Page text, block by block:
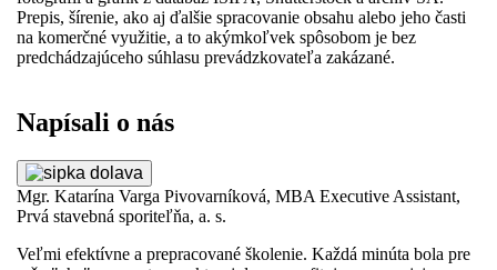
Prepis, šírenie, ako aj ďalšie spracovanie obsahu alebo jeho časti
na komerčné využitie, a to akýmkoľvek spôsobom je bez
predchádzajúceho súhlasu prevádzkovateľa zakázané.
Napísali o nás
Mgr. Katarína Varga Pivovarníková, MBA Executive Assistant,
Prvá stavebná sporiteľňa, a. s.
Veľmi efektívne a prepracované školenie. Každá minúta bola pre